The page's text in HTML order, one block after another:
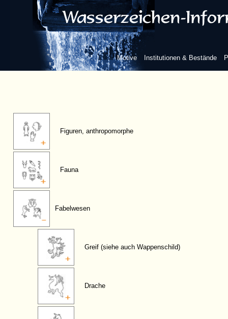
Motive Institutionen & Bestände
Figuren, anthropomorphe
Fauna
Fabelwesen
Greif (siehe auch Wappenschild)
Drache